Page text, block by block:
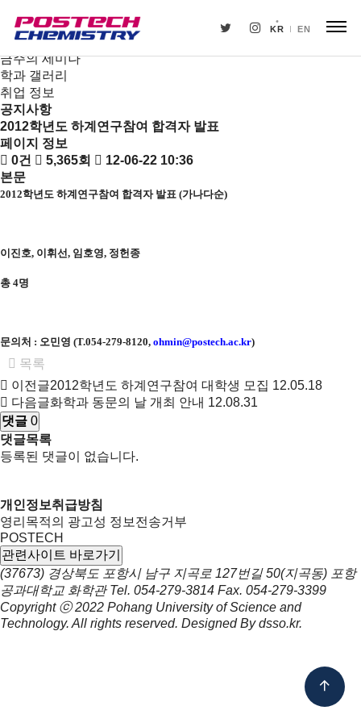
KR EN
뉴스
공지사항
금주의 세미나
학과 갤러리
취업 정보
공지사항
2012학년도 하계연구참여 합격자 발표
페이지 정보
0건
5,365회
12-06-22 10:36
본문
2012학년도 하계연구참여 합격자 발표 (가나다순)
이진호, 이휘선, 임호영, 정헌종
총 4명
문의처 : 오민영 (T.054-279-8120, ohmin@postech.ac.kr)
목록
이전글2012학년도 하계연구참여 대학생 모집 12.05.18
다음글화학과 동문의 날 개최 안내 12.08.31
댓글 0
댓글목록
등록된 댓글이 없습니다.
개인정보취급방침
영리목적의 광고성 정보전송거부
POSTECH
관련사이트 바로가기
(37673) 경상북도 포항시 남구 지곡로 127번길 50(지곡동) 포항
공과대학교 화학관 Tel. 054-279-3814 Fax. 054-279-3399
Copyright ⓒ 2022 Pohang University of Science and
Technology. All rights reserved. Designed Bydsso.kr.